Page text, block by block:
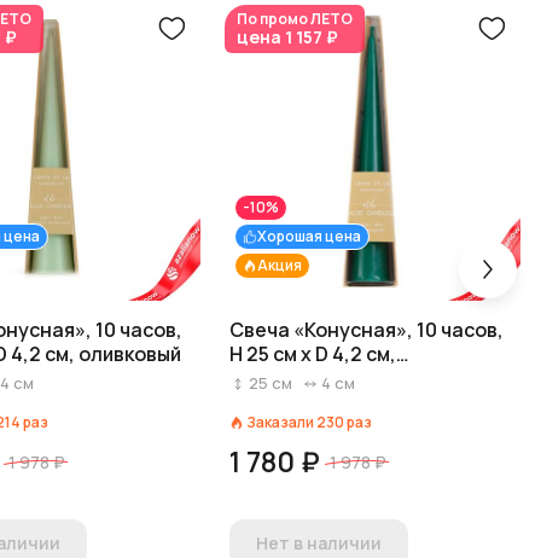
₽
10 часов,
4,2 см, оливковый
4 см
раз
1 978 ₽
По промоЛЕТО
цена 1 157 ₽
Акция
Хорошая цена
-10%
Свеча «Конусная», 10 часов,
H 25 см x D 4,2 см,
изумрудный
25 см 4 см
Заказали 230раз
1 780 ₽ 1 978 ₽
Нет в наличии